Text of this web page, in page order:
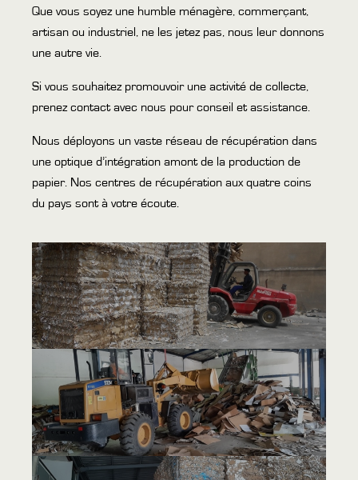
Que vous soyez une humble ménagère, commerçant,
artisan ou industriel, ne les jetez pas, nous leur donnons
une autre vie.
Si vous souhaitez promouvoir une activité de collecte,
prenez contact avec nous pour conseil et assistance.
Nous déployons un vaste réseau de récupération dans
une optique d’intégration amont de la production de
papier. Nos centres de récupération aux quatre coins
du pays sont à votre écoute.